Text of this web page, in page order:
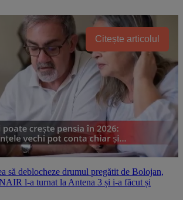
Citește articolul
să deblocheze drumul pregătit de Bolojan,
l-a turnat la Antena 3 și i-a făcut și